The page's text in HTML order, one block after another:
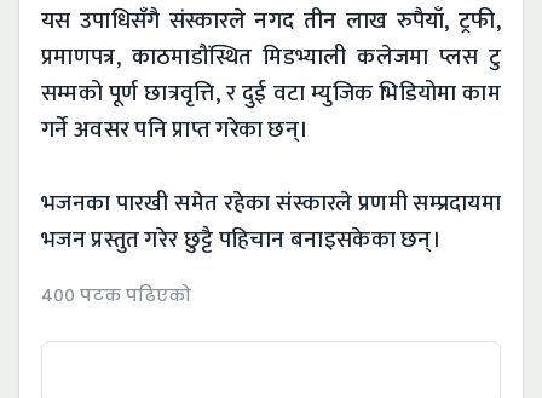
यस उपाधिसँगै संस्कारले नगद तीन लाख रुपैयाँ, ट्रफी,
प्रमाणपत्र, काठमाडौंस्थित मिडभ्याली कलेजमा प्लस टु
सम्मको पूर्ण छात्रवृत्ति, र दुई वटा म्युजिक भिडियोमा काम
गर्ने अवसर पनि प्राप्त गरेका छन्।
भजनका पारखी समेत रहेका संस्कारले प्रणमी सम्प्रदायमा
भजन प्रस्तुत गरेर छुट्टै पहिचान बनाइसकेका छन्।
४०० पटक पढिएको